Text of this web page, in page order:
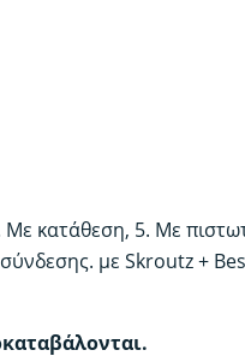
κατάθεση, 5. Με
με Skroutz +